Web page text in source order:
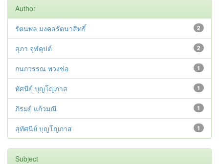
Author
2
รัตนพล มงคลรัตนาสิทธิ์
2
สุภา จุฬคุปต์
1
กนกวรรณ พวงช่อ
1
ทัศนีย์ บุญโญภาส
1
ภิรมย์ แก้วมณี
1
สุทัศนีย์ บุญโญภาส
Subject